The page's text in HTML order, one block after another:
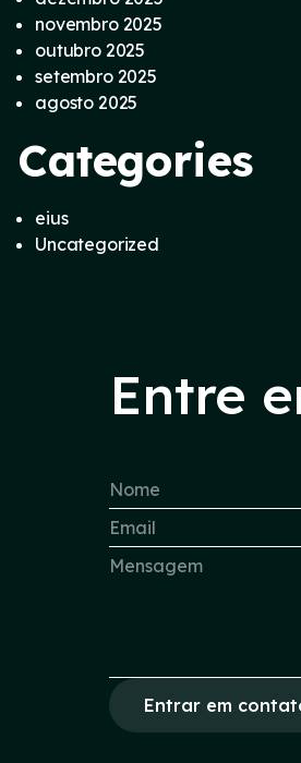
novembro 2025
outubro 2025
setembro 2025
agosto 2025
Categories
eius
Uncategorized
Entre
Entrar em